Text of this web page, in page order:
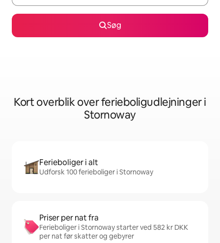
Søg
Kort overblik over ferieboligudlejninger i
Stornoway
Ferieboliger i alt
Udforsk 100 ferieboliger i Stornoway
Priser per nat fra
Ferieboliger i Stornoway starter ved 582 kr DKK
per nat før skatter og gebyrer